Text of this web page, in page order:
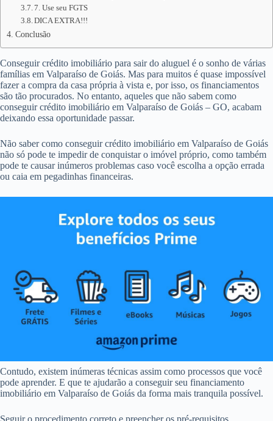
7. Use seu FGTS
DICA EXTRA!!!
Conclusão
Conseguir crédito imobiliário para sair do aluguel é o sonho de várias
famílias em Valparaíso de Goiás. Mas para muitos é quase impossível
fazer a compra da casa própria à vista e, por isso, os financiamentos
são tão procurados. No entanto, aqueles que não sabem como
conseguir crédito imobiliário em Valparaíso de Goiás – GO, acabam
deixando essa oportunidade passar.
Não saber como conseguir crédito imobiliário em Valparaíso de Goiás
não só pode te impedir de conquistar o imóvel próprio, como também
pode te causar inúmeros problemas caso você escolha a opção errada
ou caia em pegadinhas financeiras.
Contudo, existem inúmeras técnicas assim como processos que você
pode aprender. E que te ajudarão a conseguir seu financiamento
imobiliário em Valparaíso de Goiás da forma mais tranquila possível.
Seguir o procedimento correto e preencher os pré-requisitos